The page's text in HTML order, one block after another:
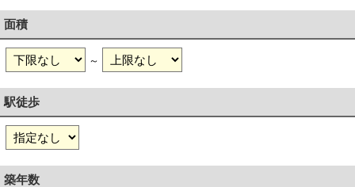
面積
～
駅徒歩
築年数